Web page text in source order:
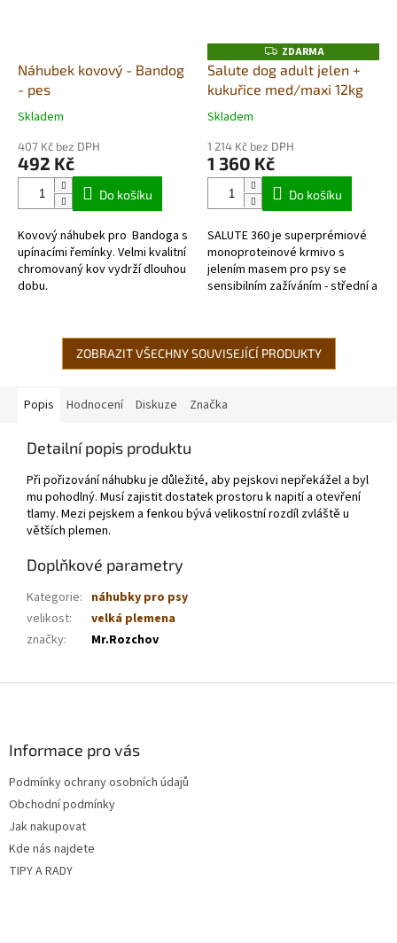
Náhubek kovový - Bandog
- pes
Průměrné
produktu
je
hvězdiček.
Skladem
407 Kč bez DPH
492 Kč
Do košíku
Kovový náhubek pro Bandoga s
upínacími řemínky. Velmi kvalitní
chromovaný kov vydrží dlouhou
dobu.
Z
D
A
R
ZDARMA
Salute dog adult jelen +
kukuřice med/maxi 12kg
Průměrné
produktu
je
hvězdiček.
Skladem
1 214 Kč bez DPH
1 360 Kč
Do košíku
SALUTE 360 je superprémiové
monoproteinové krmivo s
jelením masem pro psy se
sensibilním zažíváním - střední a
živočišných...
ZOBRAZIT VŠECHNY SOUVISEJÍCÍ PRODUKTY
Popis Hodnocení Diskuze Značka
Detailní popis produktu
Při pořizování náhubku je důležité, aby pejskovi nepřekážel a byl
mu pohodlný. Musí zajistit dostatek prostoru k napití a otevření
tlamy. Mezi pejskem a fenkou bývá velikostní rozdíl zvláště u
větších plemen.
Doplňkové parametry
Kategorie: náhubky pro psy
velikost:
velká plemena
značky: Mr.Rozchov
Informace pro vás
Podmínky ochrany osobních údajů
Obchodní podmínky
Jak nakupovat
Kde nás najdete
TIPY A RADY